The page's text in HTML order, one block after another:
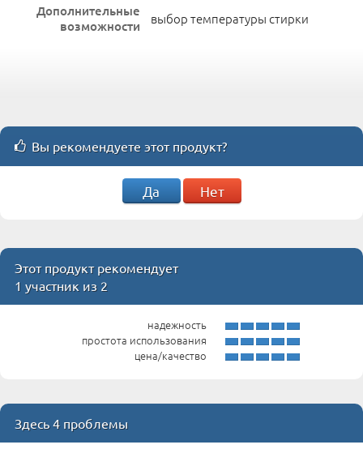
Дополнительные
возможности
выбор температуры стирки
Вы рекомендуете этот продукт?
Да Нет
Этот продукт рекомендует
1 участник из 2
надежность
простота использования
цена/качество
Здесь 4 проблемы